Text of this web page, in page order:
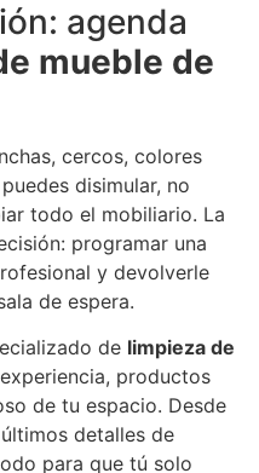
agenda
mueble de
cercos, colores
disimular, no
todo el mobiliario. La
programar una
y devolverle
de espera.
de limpieza de
productos
de tu espacio. Desde
detalles de
para que tú solo